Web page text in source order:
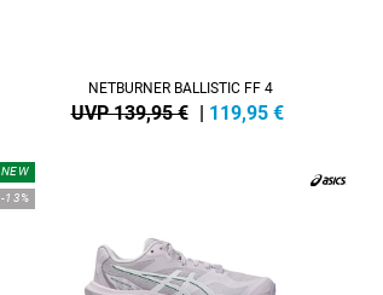
NETBURNER BALLISTIC FF 4
UVP 139,95 € | 119,95 €
NEW
-13%